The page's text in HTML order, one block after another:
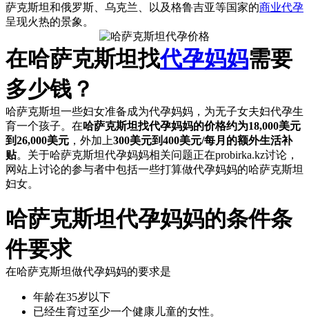
萨克斯坦和俄罗斯、乌克兰、以及格鲁吉亚等国家的商业代孕
呈现火热的景象。
在哈萨克斯坦找代孕妈妈需要
多少钱？
哈萨克斯坦一些妇女准备成为代孕妈妈，为无子女夫妇代孕生
育一个孩子。在哈萨克斯坦找代孕妈妈的价格约为18,000美元
到26,000美元 ，外加上300美元到400美元/每月的额外生活补
贴。关于哈萨克斯坦代孕妈妈相关问题正在probirka.kz讨论，
网站上讨论的参与者中包括一些打算做代孕妈妈的哈萨克斯坦
妇女。
哈萨克斯坦代孕妈妈的条件条
件要求
在哈萨克斯坦做代孕妈妈的要求是
年龄在35岁以下
已经生育过至少一个健康儿童的女性。